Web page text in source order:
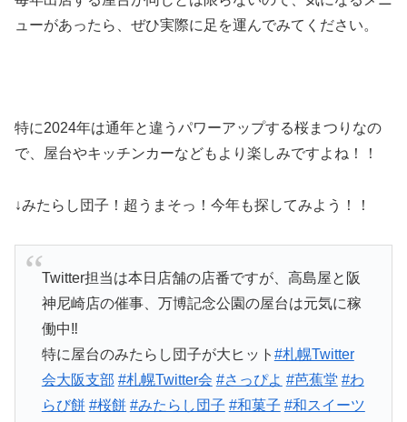
ューがあったら、ぜひ実際に足を運んでみてください。
特に2024年は通年と違うパワーアップする桜まつりなの
で、屋台やキッチンカーなどもより楽しみですよね！！
↓みたらし団子！超うまそっ！今年も探してみよう！！
Twitter担当は本日店舗の店番ですが、高島屋と阪
神尼崎店の催事、万博記念公園の屋台は元気に稼
働中‼️
特に屋台のみたらし団子が大ヒット #札幌Twitter
会大阪支部 #札幌Twitter会 #さっぴよ #芭蕉堂 #わ
らび餅 #桜餅 #みたらし団子 #和菓子 #和スイーツ